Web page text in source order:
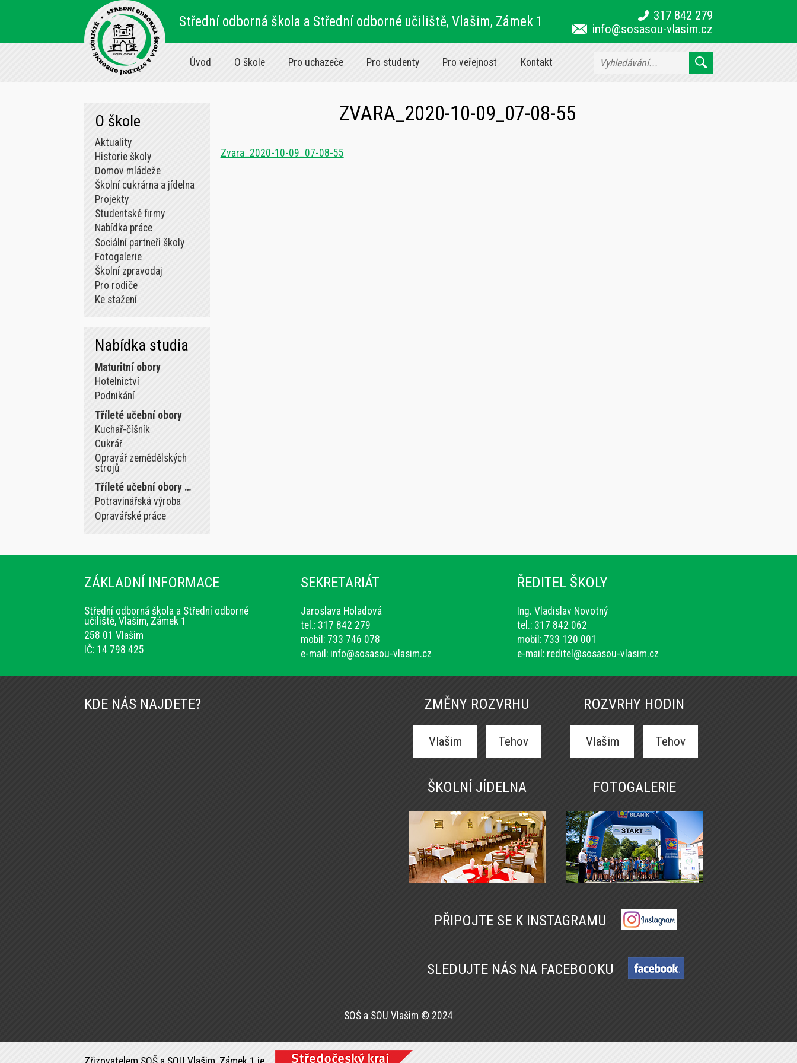
Střední odborná škola a Střední odborné učiliště, Vlašim, Zámek 1
317 842 279
info@sosasou-vlasim.cz
Úvod O škole Pro uchazeče Pro studenty Pro veřejnost Kontakt
O škole
Aktuality
Historie školy
Domov mládeže
Školní cukrárna a jídelna
Projekty
Studentské firmy
Nabídka práce
Sociální partneři školy
Fotogalerie
Školní zpravodaj
Pro rodiče
Ke stažení
Nabídka studia
Maturitní obory
Hotelnictví
Podnikání
Tříleté učební obory
Kuchař-číšník
Cukrář
Opravář zemědělských
strojů
Tříleté učební obory …
Potravinářská výroba
Opravářské práce
ZVARA_2020-10-09_07-08-55
Zvara_2020-10-09_07-08-55
ZÁKLADNÍ INFORMACE
Střední odborná škola a Střední odborné
učiliště, Vlašim, Zámek 1
258 01 Vlašim
IČ: 14 798 425
SEKRETARIÁT
Jaroslava Holadová
tel.: 317 842 279
mobil: 733 746 078
e-mail: info@sosasou-vlasim.cz
ŘEDITEL ŠKOLY
Ing. Vladislav Novotný
tel.: 317 842 062
mobil: 733 120 001
e-mail: reditel@sosasou-vlasim.cz
KDE NÁS NAJDETE? ZMĚNY ROZVRHU
Vlašim Tehov
ROZVRHY HODIN
Vlašim Tehov
ŠKOLNÍ JÍDELNA FOTOGALERIE
PŘIPOJTE SE K INSTAGRAMU
SLEDUJTE NÁS NA FACEBOOKU
SOŠ a SOU Vlašim © 2024